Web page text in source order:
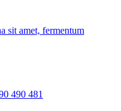
sit amet, fermentum
490 481